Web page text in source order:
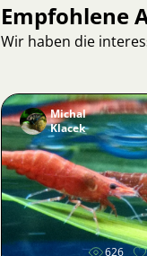
Empfohlene
Wir haben die
Michal
Klacek
626